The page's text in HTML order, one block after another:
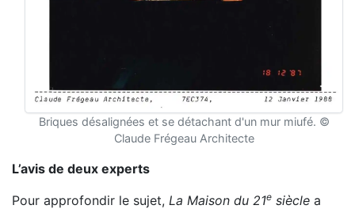
Briques désalignées et se détachant d'un mur miufé. ©
Claude Frégeau Architecte
L’avis de deux experts
Pour approfondir le sujet, La Maison du 21e siècle a